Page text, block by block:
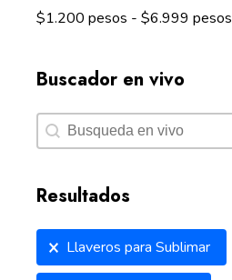
$1.200 pesos - $6.999 pesos
Buscador en vivo
Buscador en vivo
Buscador en vivo
Resultados
Resultados
Llaveros para Sublimar